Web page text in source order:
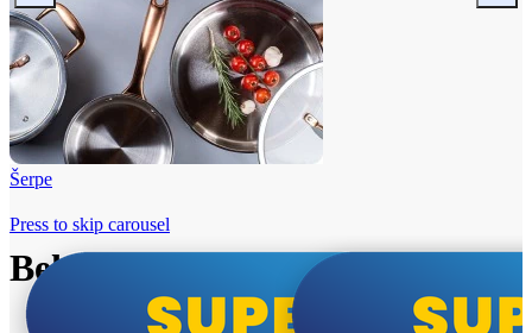
Šerpe
Beko i Tesla super cene
Press to skip carousel